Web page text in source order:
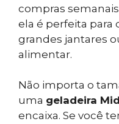
compras
ela é perfeita para
grandes jantares
alimentar.
Não importa o
uma geladeira
encaixa. Se você